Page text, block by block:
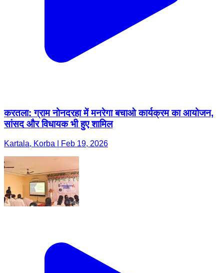
करतला: ग्राम नोनदरहा में मनरेगा बचाओ कार्यक्रम का आयोजन,
सांसद और विधायक भी हुए शामिल
Kartala, Korba | Feb 19, 2026